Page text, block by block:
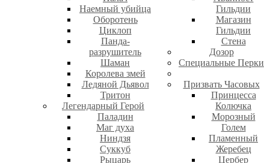
Наемный убийца
Оборотень
Циклоп
Панда-
разрушитель
Шаман
Королева змей
Ледяной Дьявол
Тритон
Легендарный Герой
Паладин
Маг духа
Ниндзя
Суккуб
Рыцарь
Гильдии
Магазин
Гильдии
Стена
Дозор
Специальные Перки
Призвать Часовых
Принцесса
Колючка
Морозный
Голем
Пламенный
Жеребец
Цербер